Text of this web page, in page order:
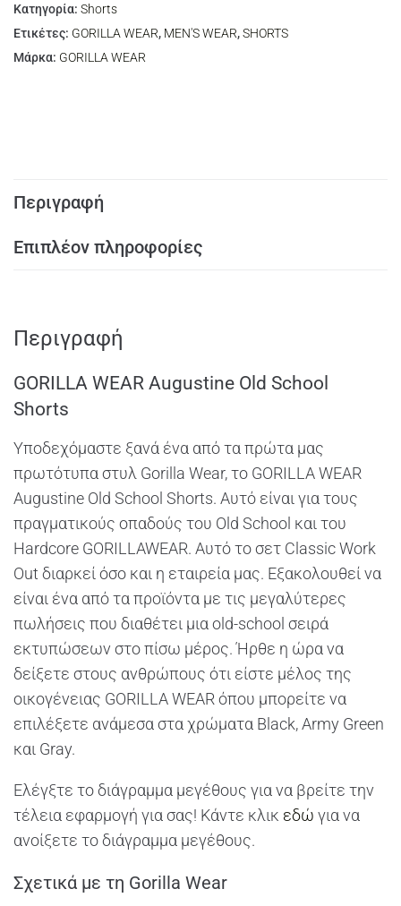
Κατηγορία: Shorts
Ετικέτες: GORILLA WEAR, MEN'S WEAR,SHORTS
Μάρκα: GORILLA WEAR
Περιγραφή
Επιπλέον πληροφορίες
Περιγραφή
GORILLA WEAR Augustine Old School
Shorts
Υποδεχόμαστε ξανά ένα από τα πρώτα μας
πρωτότυπα στυλ Gorilla Wear, το GORILLA WEAR
Augustine Old School Shorts. Αυτό είναι για τους
πραγματικούς οπαδούς του Old School και του
Hardcore GORILLAWEAR. Αυτό το σετ Classic Work
Out διαρκεί όσο και η εταιρεία μας. Εξακολουθεί να
είναι ένα από τα προϊόντα με τις μεγαλύτερες
πωλήσεις που διαθέτει μια old-school σειρά
εκτυπώσεων στο πίσω μέρος. Ήρθε η ώρα να
δείξετε στους ανθρώπους ότι είστε μέλος της
οικογένειας GORILLA WEAR όπου μπορείτε να
επιλέξετε ανάμεσα στα χρώματα Black, Army Green
και Gray.
Ελέγξτε το διάγραμμα μεγέθους για να βρείτε την
τέλεια εφαρμογή για σας! Κάντε κλικ εδώ για να
ανοίξετε το διάγραμμα μεγέθους.
Σχετικά με τη Gorilla Wear